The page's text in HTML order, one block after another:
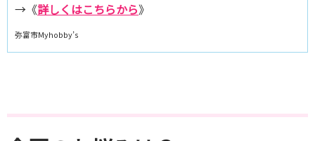
→《詳しくはこちらから》
弥富市Myhobby’s